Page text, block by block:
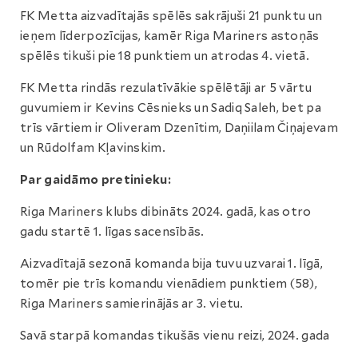
FK Metta aizvadītajās spēlēs sakrājuši 21 punktu un
ieņem līderpozīcijas, kamēr Riga Mariners astoņās
spēlēs tikuši pie 18 punktiem un atrodas 4. vietā.
FK Metta rindās rezulatīvākie spēlētāji ar 5 vārtu
guvumiem ir Kevins Cēsnieks un Sadiq Saleh, bet pa
trīs vārtiem ir Oliveram Dzenītim, Daņiilam Čiņajevam
un Rūdolfam Kļavinskim.
Par gaidāmo pretinieku:
Riga Mariners klubs dibināts 2024. gadā, kas otro
gadu startē 1. līgas sacensībās.
Aizvadītajā sezonā komanda bija tuvu uzvarai 1. līgā,
tomēr pie trīs komandu vienādiem punktiem (58),
Riga Mariners samierinājās ar 3. vietu.
Savā starpā komandas tikušās vienu reizi, 2024. gada